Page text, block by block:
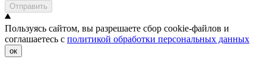
Отправить
Пользуясь сайтом, вы разрешаете сбор cookie-файлов и
соглашаетесь с политикой обработки персональных данных
ок